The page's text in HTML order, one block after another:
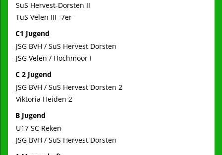
SuS Hervest-Dorsten II
TuS Velen III -7er-
C1 Jugend
JSG BVH / SuS Hervest Dorsten
JSG Velen / Hochmoor I
C 2 Jugend
JSG BVH / SuS Hervest Dorsten 2
Viktoria Heiden 2
B Jugend
U17 SC Reken
JSG BVH / SuS Hervest Dorsten